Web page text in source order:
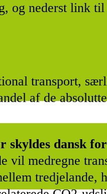
og nederst link til
transport,
af de
dansk
vil medregne
tredjelande,